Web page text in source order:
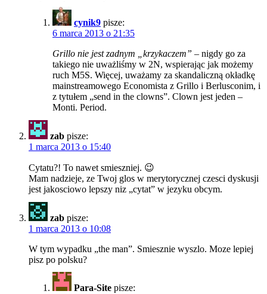
cynik9 pisze:
6 marca 2013 o 21:35
Grillo nie jest zadnym „krzykaczem” – nigdy go za
takiego nie uważliśmy w 2N, wspierając jak możemy
ruch M5S. Więcej, uważamy za skandaliczną okładkę
mainstreamowego Economista z Grillo i Berlusconim, i
z tytułem „send in the clowns”. Clown jest jeden –
Monti. Period.
zab pisze:
1 marca 2013 o 15:40
Cytatu?! To nawet smieszniej. 😉
Mam nadzieje, ze Twoj glos w merytorycznej czesci dyskusji
jest jakosciowo lepszy niz „cytat” w jezyku obcym.
zab pisze:
1 marca 2013 o 10:08
W tym wypadku „the man”. Smiesznie wyszlo. Moze lepiej
pisz po polsku?
Para-Site pisze: